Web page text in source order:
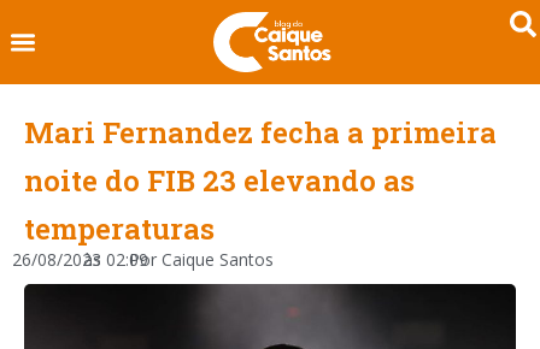
Mari Fernandez fecha a primeira
noite do FIB 23 elevando as
temperaturas
26/08/2023
às 02:09
Por Caique Santos